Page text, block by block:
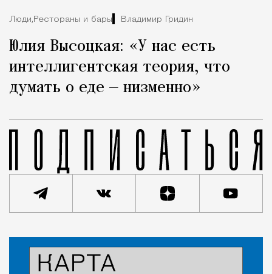
Люди, Рестораны и бары Владимир Гридин
Юлия Высоцкая: «У нас есть
интеллигентская теория, что
думать о еде — низменно»